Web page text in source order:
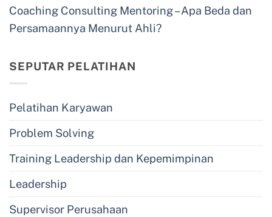
Coaching Consulting Mentoring – Apa Beda dan
Persamaannya Menurut Ahli?
SEPUTAR PELATIHAN
Pelatihan Karyawan
Problem Solving
Training Leadership dan Kepemimpinan
Leadership
Supervisor Perusahaan